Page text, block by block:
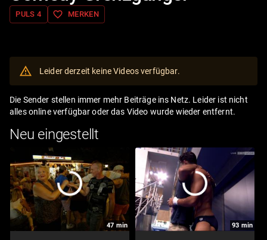
PULS 4 favorite_border MERKEN
Leider derzeit keine Videos verfügbar.
Die Sender stellen immer mehr Beiträge ins Netz. Leider ist nicht
alles online verfügbar oder das Video wurde wieder entfernt.
Neu eingestellt
47 min 93 min